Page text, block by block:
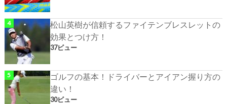
松山英樹が信頼するファイテンブレスレットの
効果とつけ方！
37ビュー
ゴルフの基本！ドライバーとアイアン握り方の
違い！
30ビュー